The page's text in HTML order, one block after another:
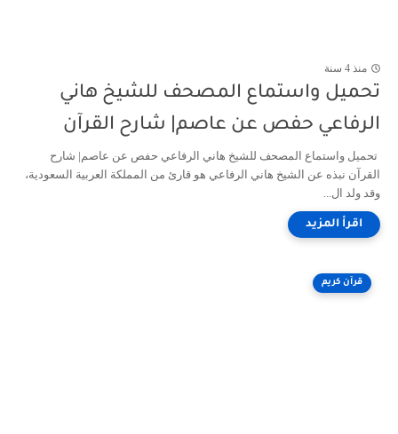
منذ 4 سنة
تحميل واستماع المصحف للشيخ هاني
الرفاعي حفص عن عاصم| شارح القرآن
تحميل واستماع المصحف للشيخ هاني الرفاعي حفص عن عاصم| شارح
القرآن نبذه عن الشيخ هاني الرفاعي هو قارئ من المملكة العربية السعودية،
وقد ولد ال...
قرآن كريم